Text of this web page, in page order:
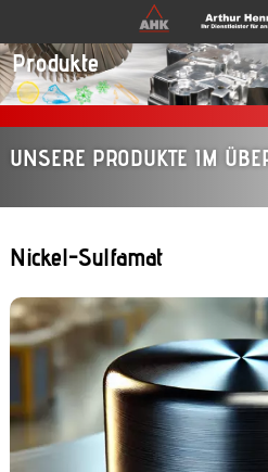
Produkte
UNSERE PRODUKTE IM
Nickel-Sulfamat